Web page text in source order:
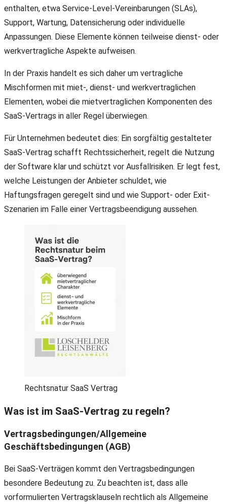
enthalten, etwa Service-Level-Vereinbarungen (SLAs),
Support, Wartung, Datensicherung oder individuelle
Anpassungen. Diese Elemente können teilweise dienst- oder
werkvertragliche Aspekte aufweisen.
In der Praxis handelt es sich daher um vertragliche
Mischformen mit miet-, dienst- und werkvertraglichen
Elementen, wobei die mietvertraglichen Komponenten des
SaaS-Vertrags in aller Regel überwiegen.
Für Unternehmen bedeutet dies: Ein sorgfältig gestalteter
SaaS-Vertrag schafft Rechtssicherheit, regelt die Nutzung
der Software klar und schützt vor Ausfallrisiken. Er legt fest,
welche Leistungen der Anbieter schuldet, wie
Haftungsfragen geregelt sind und wie Support- oder Exit-
Szenarien im Falle einer Vertragsbeendigung aussehen.
Rechtsnatur SaaS Vertrag
Was ist im SaaS-Vertrag zu regeln?
Vertragsbedingungen/Allgemeine
Geschäftsbedingungen (AGB)
Bei SaaS-Verträgen kommt den Vertragsbedingungen
besondere Bedeutung zu. Zu beachten ist, dass alle
vorformulierten Vertragsklauseln rechtlich als Allgemeine